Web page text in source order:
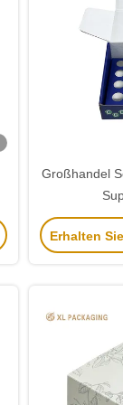
Großhandel
Erhalten